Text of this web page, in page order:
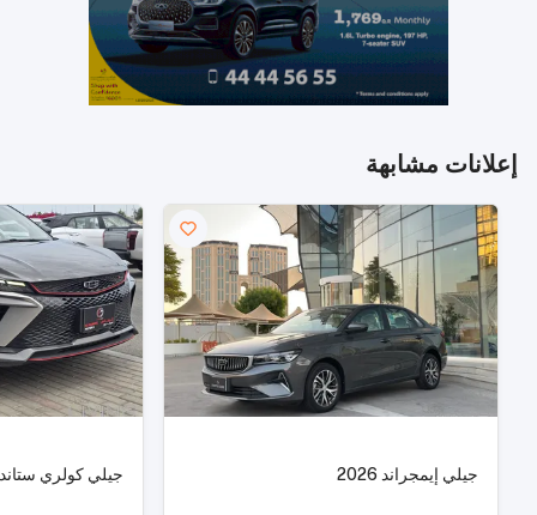
إعلانات مشابهة
جيلي إيمجراند 2026 جيلي كولري ستاندرد